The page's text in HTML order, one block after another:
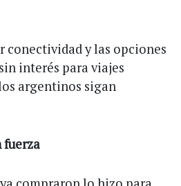
conectividad y las opciones
interés para viajes
argentinos sigan
fuerza